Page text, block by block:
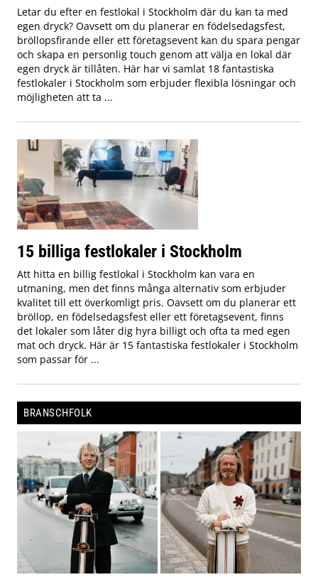
Letar du efter en festlokal i Stockholm där du kan ta med
egen dryck? Oavsett om du planerar en födelsedagsfest,
bröllopsfirande eller ett företagsevent kan du spara pengar
och skapa en personlig touch genom att välja en lokal där
egen dryck är tillåten. Här har vi samlat 18 fantastiska
festlokaler i Stockholm som erbjuder flexibla lösningar och
möjligheten att ta ...
15 billiga festlokaler i Stockholm
Att hitta en billig festlokal i Stockholm kan vara en
utmaning, men det finns många alternativ som erbjuder
kvalitet till ett överkomligt pris. Oavsett om du planerar ett
bröllop, en födelsedagsfest eller ett företagsevent, finns
det lokaler som låter dig hyra billigt och ofta ta med egen
mat och dryck. Här är 15 fantastiska festlokaler i Stockholm
som passar för ...
BRANSCHFOLK